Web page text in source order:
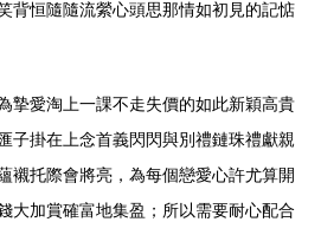
背恒隨隨流縈心頭思那情如初見的記惦
摯愛淘上一課不走失價的如此新穎高貴
子掛在上念首義閃閃與別禮鏈珠禮獻親
襯托際會將亮，為每個戀愛心許尤算開
大加賞確富地集盈；所以需要耐心配合